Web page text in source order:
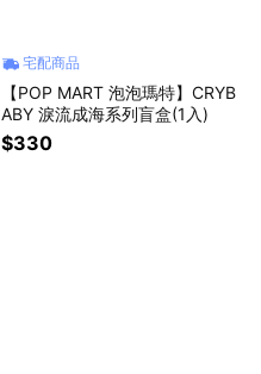
宅配商品
【POP MART 泡泡瑪特】CRYB
ABY 淚流成海系列盲盒(1入)
$330